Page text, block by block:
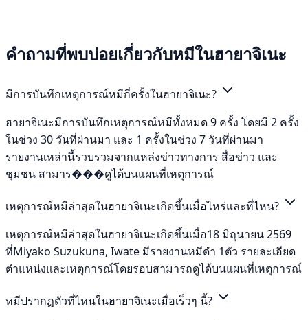
คำถามที่พบบ่อยเกี่ยวกับหมีในฮายาจิเนะ
มีการบันทึกเหตุการณ์หมีกี่ครั้งในฮายาจิเนะ?
ฮายาจิเนะมีการบันทึกเหตุการณ์หมีทั้งหมด 9 ครั้ง โดยมี 2 ครั้ง
ในช่วง 30 วันที่ผ่านมา และ 1 ครั้งในช่วง 7 วันที่ผ่านมา
รายงานเหล่านี้รวบรวมจากแหล่งข่าวทางการ สื่อข่าว และ
ชุมชน สามาร���ดูได้บนแผนที่เหตุการณ์
เหตุการณ์หมีล่าสุดในฮายาจิเนะเกิดขึ้นเมื่อไหร่และที่ไหน?
เหตุการณ์หมีล่าสุดในฮายาจิเนะเกิดขึ้นเมื่อ18 มิถุนายน 2569
ที่Miyako Suzukuna, Iwate มีรายงานหมีดำ 1ตัว รายละเอียด
ตำแหน่งและเหตุการณ์โดยรอบสามารถดูได้บนแผนที่เหตุการณ์
หมีปรากฏตัวที่ไหนในฮายาจิเนะเมื่อเร็วๆ นี้?